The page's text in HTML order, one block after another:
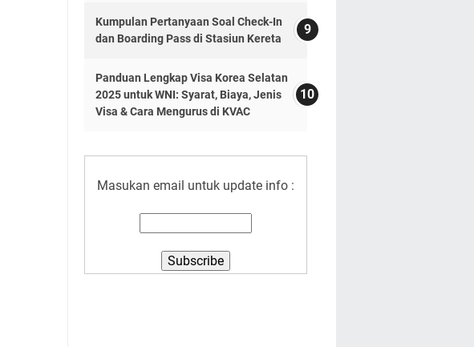
Kumpulan Pertanyaan Soal Check-In
dan Boarding Pass di Stasiun Kereta
Panduan Lengkap Visa Korea Selatan
2025 untuk WNI: Syarat, Biaya, Jenis
Visa & Cara Mengurus di KVAC
Masukan email untuk update info :